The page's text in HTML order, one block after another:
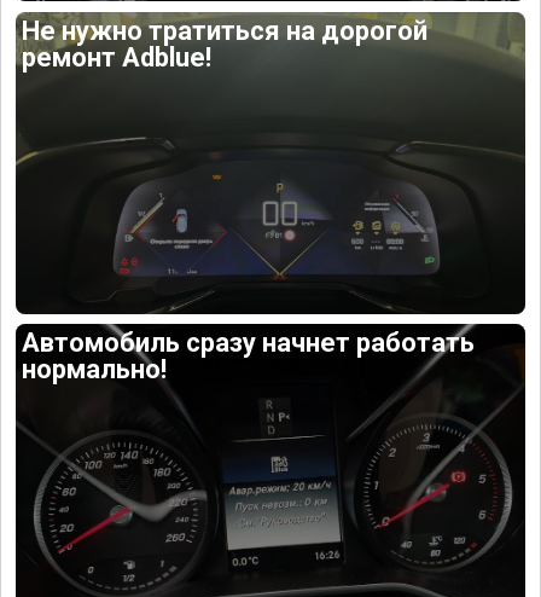
Не нужно тратиться на дорогой
ремонт Adblue!
Автомобиль сразу начнет работать
нормально!